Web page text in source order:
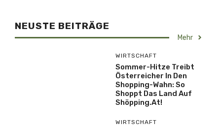
NEUSTE BEITRÄGE
Mehr
WIRTSCHAFT
Sommer-Hitze Treibt
Österreicher In Den
Shopping-Wahn: So
Shoppt Das Land Auf
Shöpping.at!
WIRTSCHAFT